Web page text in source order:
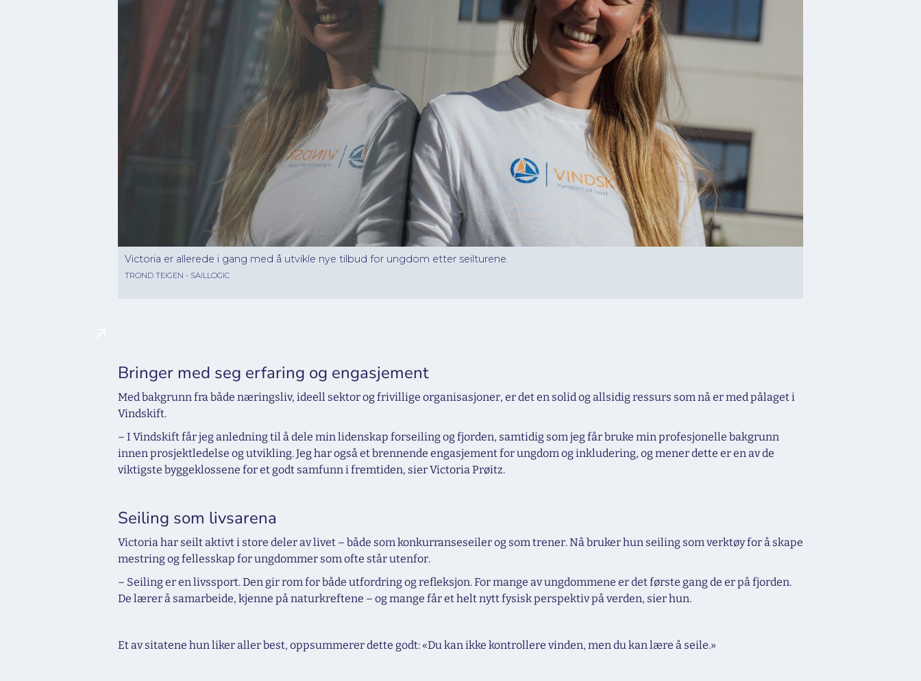
Victoria er allerede i gang med å utvikle nye tilbud for ungdom etter seilturene.
TROND TEIGEN - SAILLOGIC
Bringer med seg erfaring og engasjement
Med bakgrunn fra både næringsliv, ideell sektor og frivillige organisasjoner, er det en solid og allsidig ressurs som nå er med pålaget i
Vindskift.
– I Vindskift får jeg anledning til å dele min lidenskap forseiling og fjorden, samtidig som jeg får bruke min profesjonelle bakgrunn
innen prosjektledelse og utvikling. Jeg har også et brennende engasjement for ungdom og inkludering, og mener dette er en av de
viktigste byggeklossene for et godt samfunn i fremtiden, sier Victoria Prøitz.
Seiling som livsarena
Victoria har seilt aktivt i store deler av livet – både som konkurranseseiler og som trener. Nå bruker hun seiling som verktøy for å skape
mestring og fellesskap for ungdommer som ofte står utenfor.
– Seiling er en livssport. Den gir rom for både utfordring og refleksjon. For mange av ungdommene er det første gang de er på fjorden.
De lærer å samarbeide, kjenne på naturkreftene – og mange får et helt nytt fysisk perspektiv på verden, sier hun.
Et av sitatene hun liker aller best, oppsummerer dette godt: «Du kan ikke kontrollere vinden, men du kan lære å seile.»